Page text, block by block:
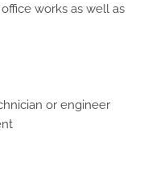
works as well as
or engineer